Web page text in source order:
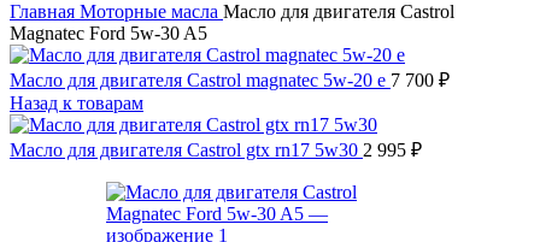
Главная Моторные масла Масло для двигателя Castrol
Magnatec Ford 5w-30 A5
Масло для двигателя Castrol magnatec 5w-20 e 7 700 ₽
Назад к товарам
Масло для двигателя Castrol gtx rn17 5w30 2 995 ₽